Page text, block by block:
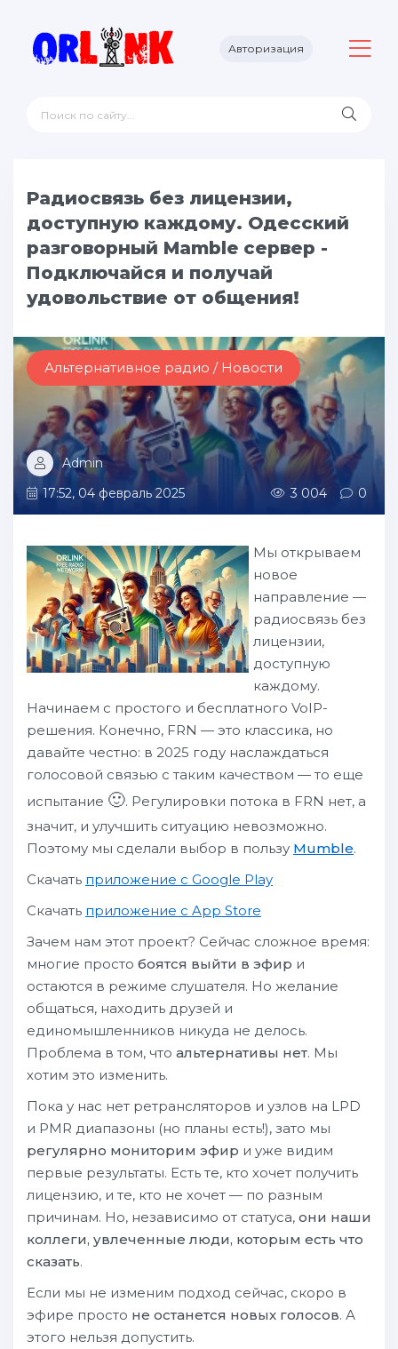
Авторизация
Радиосвязь без лицензии,
доступную каждому. Одесский
разговорный Mamble сервер -
Подключайся и получай
удовольствие от общения!
Альтернативное радио / Новости
Admin
17:52, 04 февраль 2025
3 004 0
Мы открываем
новое
направление —
радиосвязь без
лицензии,
доступную
каждому.
Начинаем с простого и бесплатного VoIP-
решения. Конечно, FRN — это классика, но
давайте честно: в 2025 году наслаждаться
голосовой связью с таким качеством — то еще
испытание 🙂. Регулировки потока в FRN нет, а
значит, и улучшить ситуацию невозможно.
Поэтому мы сделали выбор в пользу Mumble.
Скачать приложение с Google Play
Скачать приложение с App Store
Зачем нам этот проект? Сейчас сложное время:
многие просто боятся выйти в эфир и
остаются в режиме слушателя. Но желание
общаться, находить друзей и
единомышленников никуда не делось.
Проблема в том, что альтернативы нет. Мы
хотим это изменить.
Пока у нас нет ретрансляторов и узлов на LPD
и PMR диапазоны (но планы есть!), зато мы
регулярно мониторим эфир и уже видим
первые результаты. Есть те, кто хочет получить
лицензию, и те, кто не хочет — по разным
причинам. Но, независимо от статуса, они наши
коллеги, увлеченные люди, которым есть что
сказать.
Если мы не изменим подход сейчас, скоро в
эфире просто не останется новых голосов. А
этого нельзя допустить.